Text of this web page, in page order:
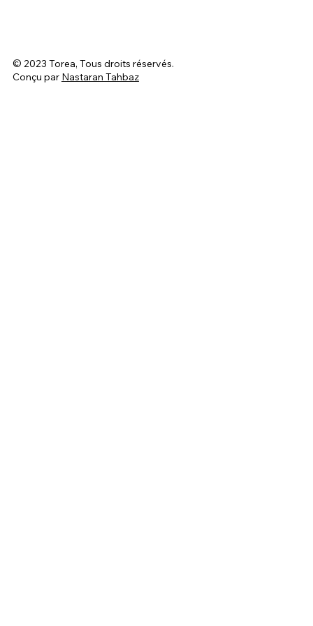
© 2023 Torea, Tous droits réservés.
Conçu par Nastaran Tahbaz